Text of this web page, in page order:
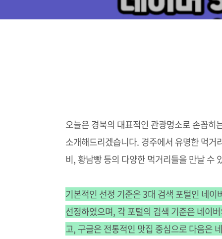
오늘은 경북의 대표적인 관광명소로 손꼽
소개해드리겠습니다. 경주에서 유명한 먹
비, 황남빵 등의 다양한 먹거리들을 만날 수
기본적인 선정 기준은 3대 검색 포털인 네
선정하였으며, 각 포털의 검색 기준은 네이
고, 구글은 전통적인 맛집 중심으로 다음은